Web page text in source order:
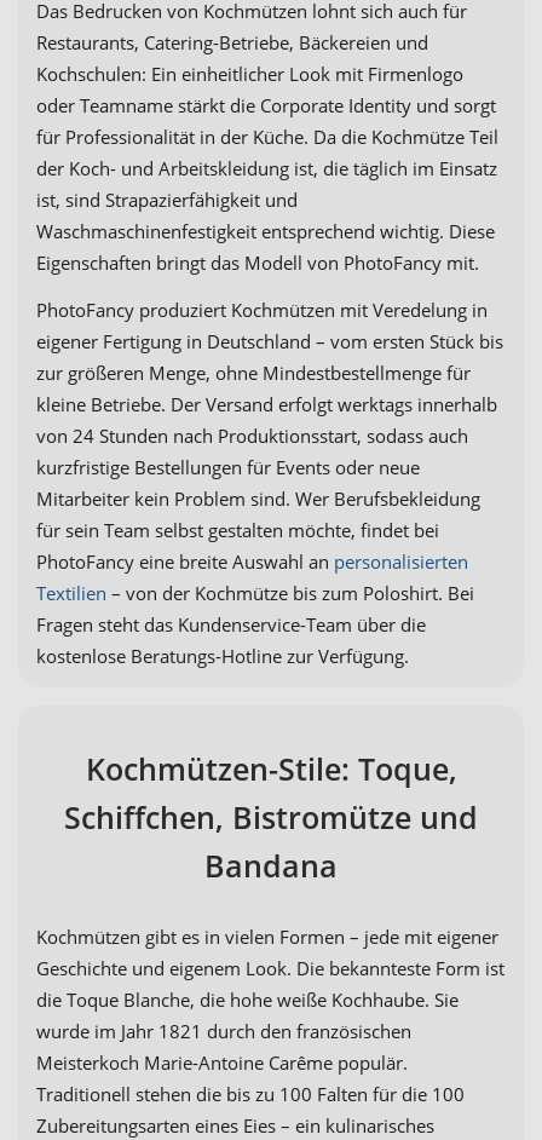
Das Bedrucken von Kochmützen lohnt sich auch für
Restaurants, Catering-Betriebe, Bäckereien und
Kochschulen: Ein einheitlicher Look mit Firmenlogo
oder Teamname stärkt die Corporate Identity und sorgt
für Professionalität in der Küche. Da die Kochmütze Teil
der Koch- und Arbeitskleidung ist, die täglich im Einsatz
ist, sind Strapazierfähigkeit und
Waschmaschinenfestigkeit entsprechend wichtig. Diese
Eigenschaften bringt das Modell von PhotoFancy mit.
PhotoFancy produziert Kochmützen mit Veredelung in
eigener Fertigung in Deutschland – vom ersten Stück bis
zur größeren Menge, ohne Mindestbestellmenge für
kleine Betriebe. Der Versand erfolgt werktags innerhalb
von 24 Stunden nach Produktionsstart, sodass auch
kurzfristige Bestellungen für Events oder neue
Mitarbeiter kein Problem sind. Wer Berufsbekleidung
für sein Team selbst gestalten möchte, findet bei
PhotoFancy eine breite Auswahl an personalisierten
Textilien – von der Kochmütze bis zum Poloshirt. Bei
Fragen steht das Kundenservice-Team über die
kostenlose Beratungs-Hotline zur Verfügung.
Kochmützen-Stile: Toque,
Schiffchen, Bistromütze und
Bandana
Kochmützen gibt es in vielen Formen – jede mit eigener
Geschichte und eigenem Look. Die bekannteste Form ist
die Toque Blanche, die hohe weiße Kochhaube. Sie
wurde im Jahr 1821 durch den französischen
Meisterkoch Marie-Antoine Carême populär.
Traditionell stehen die bis zu 100 Falten für die 100
Zubereitungsarten eines Eies – ein kulinarisches